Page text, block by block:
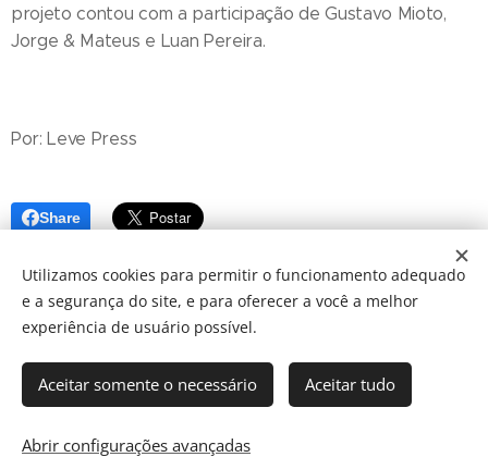
projeto contou com a participação de Gustavo Mioto,
Jorge & Mateus e Luan Pereira.
Por: Leve Press
Share
© 2024 JBarretos Eventos.
Utilizamos cookies para permitir o funcionamento adequado
e a segurança do site, e para oferecer a você a melhor
experiência de usuário possível.
Aceitar somente o necessário Aceitar tudo
Abrir configurações avançadas